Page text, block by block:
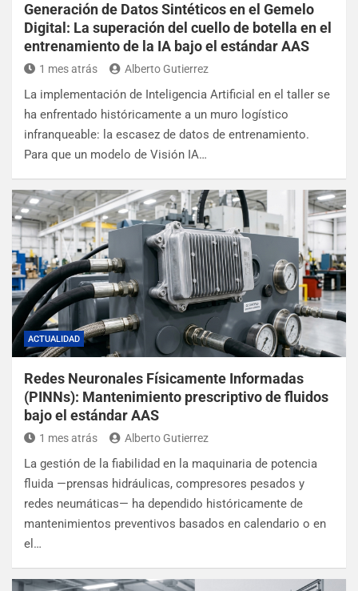
Generación de Datos Sintéticos en el Gemelo
Digital: La superación del cuello de botella en el
entrenamiento de la IA bajo el estándar AAS
1 mes atrás Alberto Gutierrez
La implementación de Inteligencia Artificial en el taller se
ha enfrentado históricamente a un muro logístico
infranqueable: la escasez de datos de entrenamiento.
Para que un modelo de Visión IA…
ACTUALIDAD
Redes Neuronales Físicamente Informadas
(PINNs): Mantenimiento prescriptivo de fluidos
bajo el estándar AAS
1 mes atrás Alberto Gutierrez
La gestión de la fiabilidad en la maquinaria de potencia
fluida —prensas hidráulicas, compresores pesados y
redes neumáticas— ha dependido históricamente de
mantenimientos preventivos basados en calendario o en
el…